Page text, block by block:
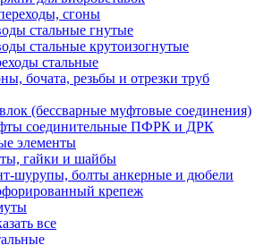
сгоны
стальные гнутые
стальные крутоизогнутые
стальные
бочата, резьбы и отрезки труб
(бессварные муфтовые соединения)
соединительные ПФРК и ДРК
элементы
гайки и шайбы
шурупы, болты анкерные и дюбели
крепеж
все